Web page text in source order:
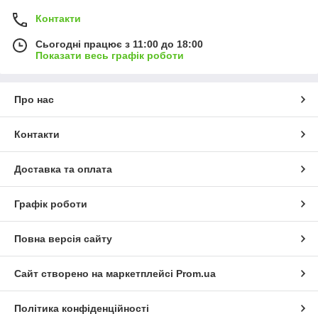
Контакти
Сьогодні працює з 11:00 до 18:00
Показати весь графік роботи
Про нас
Контакти
Доставка та оплата
Графік роботи
Повна версія сайту
Сайт створено на маркетплейсі Prom.ua
Політика конфіденційності